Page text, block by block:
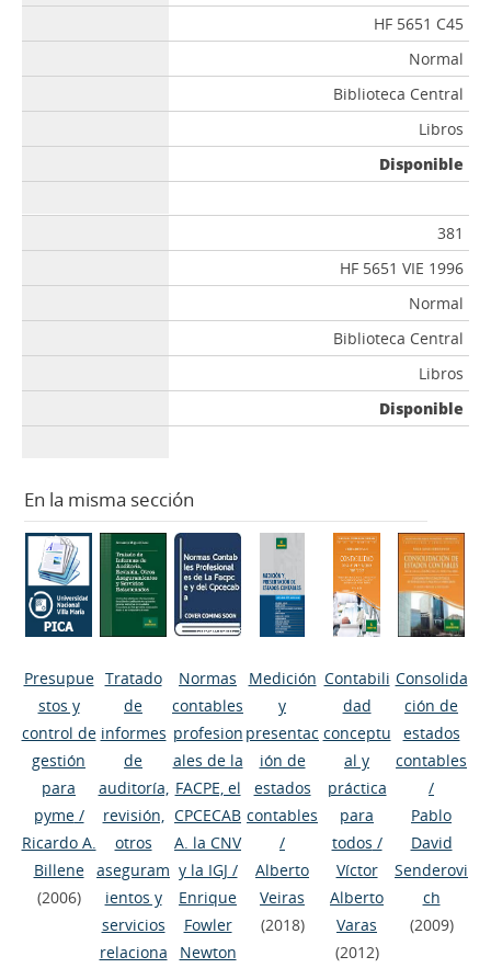
HF 5651 C45
Normal
Biblioteca Central
Libros
Disponible
381
HF 5651 VIE 1996
Normal
Biblioteca Central
Libros
Disponible
En la misma sección
Presupue
stos y
control de
gestión
para
pyme/
Ricardo A.
Billene
(2006)
Tratado
de
informes
de
auditoría,
revisión,
otros
aseguram
ientos y
servicios
relaciona
Normas
contables
profesion
ales de la
FACPE, el
CPCECAB
A. la CNV
y la IGJ /
Enrique
Fowler
Newton
Medición
y
presentac
ión de
estados
contables
/
Alberto
Veiras
(2018)
Contabili
dad
conceptu
al y
práctica
para
todos /
Víctor
Alberto
Varas
(2012)
Consolida
ción de
estados
contables
/
Pablo
David
Senderovi
ch
(2009)